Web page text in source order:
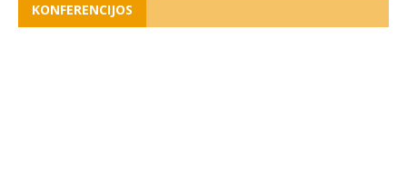
KONFERENCIJOS